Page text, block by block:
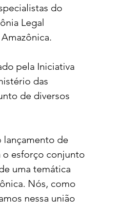
do
Legal
pela Iniciativa
das
de diversos
lançamento de
o esforço conjunto
uma temática
Nós, como
nessa união